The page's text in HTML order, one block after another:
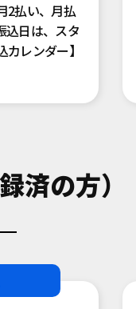
2払い、月払
込日は、スタ
レンダー】
済の方）